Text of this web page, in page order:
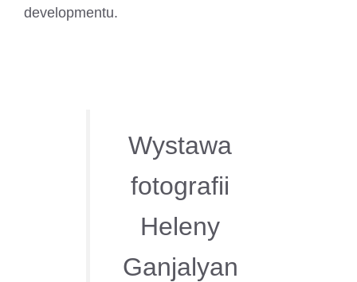
developmentu.
Wystawa
fotografii
Heleny
Ganjalyan